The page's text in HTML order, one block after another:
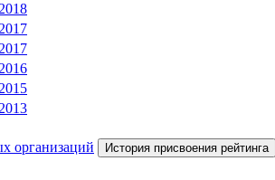
организаций История присвоения рейтинга